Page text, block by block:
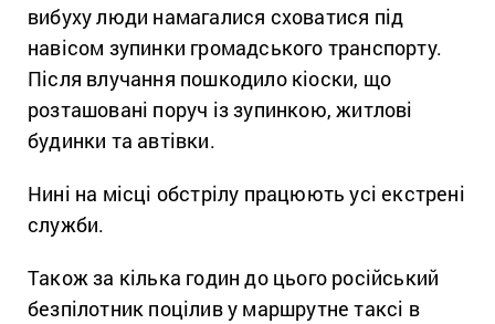
вибуху люди намагалися сховатися під
навісом зупинки громадського транспорту.
Після влучання пошкодило кіоски, що
розташовані поруч із зупинкою, житлові
будинки та автівки.
Нині на місці обстрілу працюють усі екстрені
служби.
Також за кілька годин до цього російський
безпілотник поцілив у маршрутне таксі в